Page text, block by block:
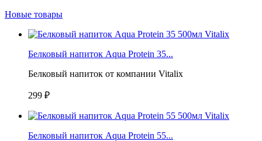
Новые товары
Белковый напиток Aqua Protein 35...
Белковый напиток от компании Vitalix
299 ₽
Белковый напиток Aqua Protein 55...